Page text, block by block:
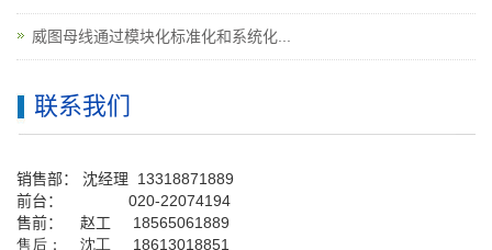
威图母线通过模块化标准化和系统化...
联系我们
销售部： 沈经理 13318871889
前台： 020-22074194
售前： 赵工 18565061889
售后： 沈工 18613018851